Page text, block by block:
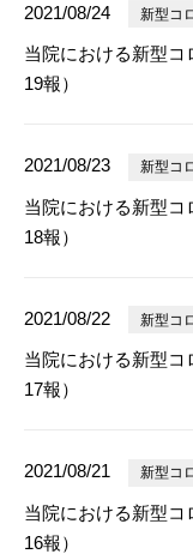
2021/08/24 新型コ
当院における新型
19報）
2021/08/23 新型コ
当院における新型
18報）
2021/08/22 新型コ
当院における新型
17報）
2021/08/21 新型コ
当院における新型
16報）